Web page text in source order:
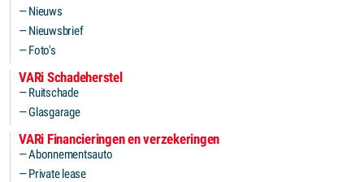
Nieuws
Nieuwsbrief
Foto's
VARi Schadeherstel
Ruitschade
Glasgarage
VARi Financieringen en verzekeringen
Abonnementsauto
Private lease